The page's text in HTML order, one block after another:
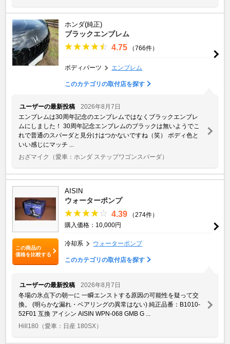
ホンダ(純正)
ブラックエンブレム
4.75 （766件）
ボディパーツ エンブレム
このカテゴリの取付店を探す
ユーザーの最新投稿
2026年8月7日
エンブレムは30周年記念のエンブレムではなくブラックエンブレ
ムにしました！ 30周年記念エンブレムのブラックは無いようでこ
れで普通のスパーダと見分けはつかないですね（笑） ボディ色と
いい感じにマッチ ...
おざマイク
（愛車：ホンダ ステップワゴンスパーダ）
この商品の
価格を比較する
AISIN
ウォーターポンプ
4.39
（274件）
購入価格：10,000円
冷却系 ウォーターポンプ
このカテゴリの取付店を探す
ユーザーの最新投稿
2026年8月7日
冬場の氷点下の朝一に 一瞬エンストする原因の可能性を疑って交
換。 (明らかな漏れ・ベアリングの異常はない) 純正品番：B1010-
52F01 互換 アイシン AISIN WPN-068 GMB G ...
Hill180 （愛車：日産 180SX）